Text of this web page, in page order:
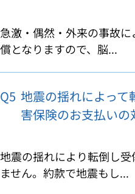
急激・偶然・外来の事故
償となりますので、脳...
Q5 地震の揺れによっ
害保険のお支払いの
地震の揺れにより転倒し
ません。約款で地震もし...